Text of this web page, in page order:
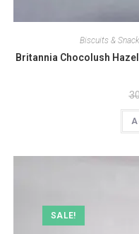
Biscuits &
Britannia Chocolush
SALE!